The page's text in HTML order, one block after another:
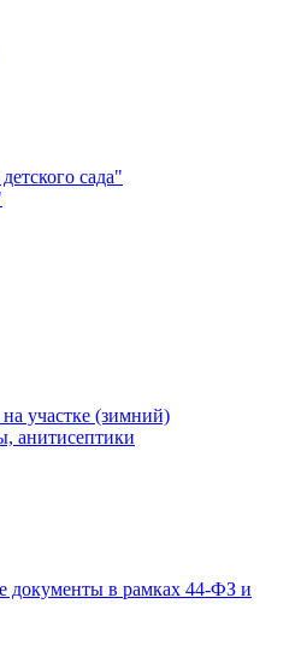
сада"
участке (зимний)
анитисептики
документы в рамках 44-ФЗ и